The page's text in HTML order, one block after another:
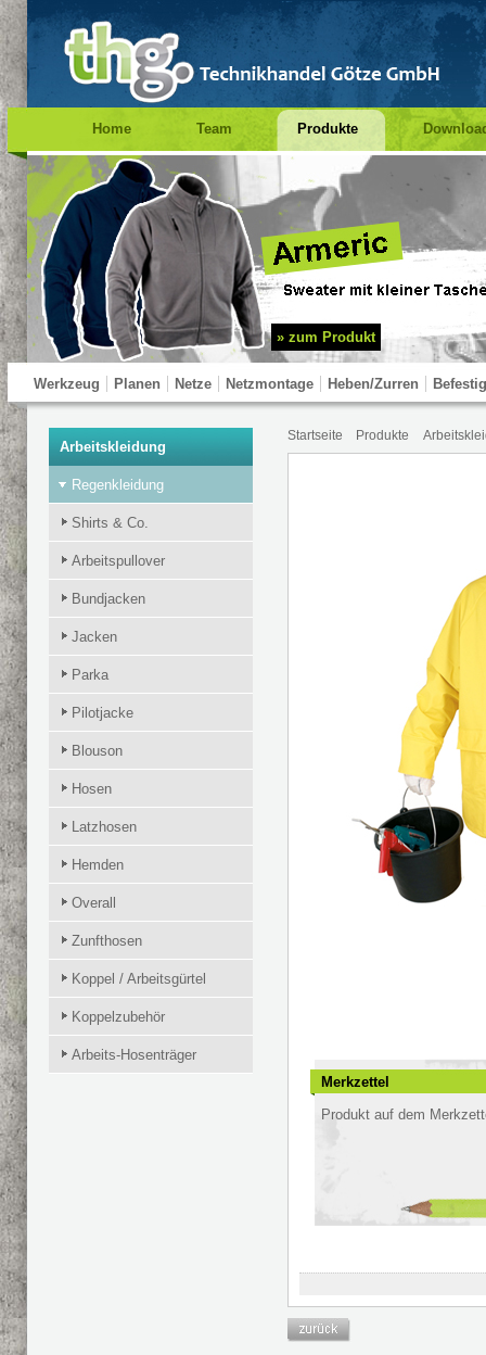
Home Team Produkte
Impressum Suche Prüfung PSA
» zum Produkt
Werkzeug Planen Netze Netzmontage Heben/Zurren
Test Navigation
Arbeitskleidung
Regenkleidung
Shirts & Co.
Arbeitspullover
Bundjacken
Jacken
Parka
Pilotjacke
Blouson
Hosen
Latzhosen
Hemden
Overall
Zunfthosen
Koppel / Arbeitsgürtel
Koppelzubehör
Arbeits-Hosenträger
Startseite Produkte
Merkzettel
Produkt auf dem